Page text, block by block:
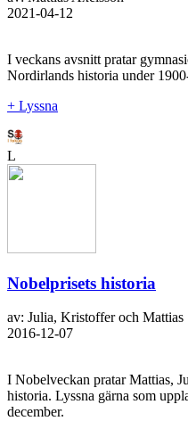
2021-04-12
I veckans avsnitt pratar
Nordirlands historia under
+ Lyssna
L
Nobelprisets historia
av: Julia, Kristoffer och Mattias
2016-12-07
I Nobelveckan pratar Mattias,
historia. Lyssna gärna som
december.